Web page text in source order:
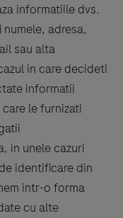
informatiile dvs.
adresa,
sau alta
in care decideti
informatii
le furnizati
in unele cazuri
identificare din
intr-o forma
cu alte